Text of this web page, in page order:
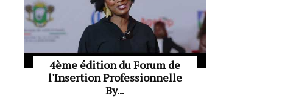
4ème édition du Forum de
l'Insertion Professionnelle
By...